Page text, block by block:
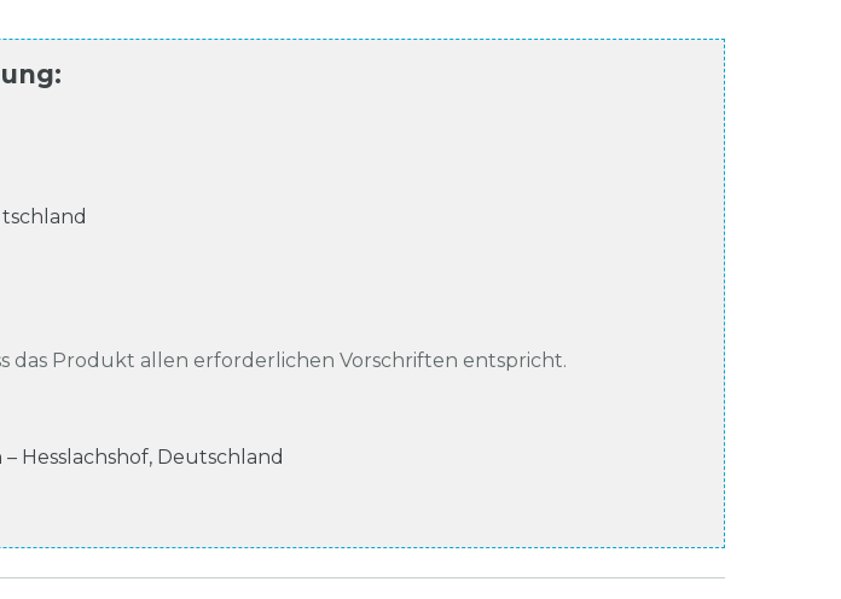
:
das Produkt allen erforderlichen Vorschriften entspricht.
Hesslachshof, Deutschland